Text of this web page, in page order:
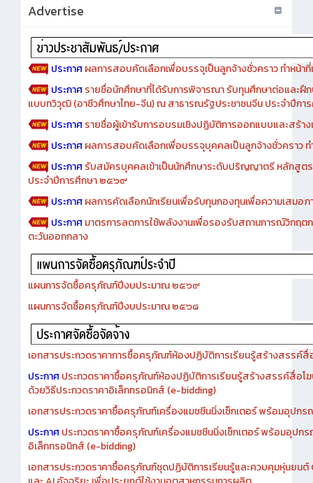
Advertise
ประกาศผลการสอบคัดเลือกเพื่อบรรจุเป็นลูกจ้างชั่วคราว ทำหน้าที่
ประกาศรายชื่อนักศึกษาที่ได้รับการพิจารณา รับทุนศึกษาต่อและฝึ
แบบทวิวุฒิ (อาชีวศึกษาไทย-จีน) ณ สาธารณรัฐประชาชนจีน ประจำปีก
ประกาศรายชื่อผู้เข้ารับการอบรมเชิงปฏิบัติการออกแบบและสร้า
ประกาศผลการสอบคัดเลือกเพื่อบรรจุบุคคลเป็นลูกจ้างชั่วคราว ท
ประกาศรับสมัครบุคคลเข้าเป็นนักศึกษาระดับปริญญาตรี หลักสูต
ประจำปีการศึกษา ๒๕๖๙
ประกาศผลการคัดเลือกนักเรียนเพื่อรับทุนกองทุนเพื่อความเสมอ
ประกาศมาตรการลดการใช้พลังงานเพื่อรองรับสถานการณ์วิกฤ
ตะวันออกกลาง
แผนการจัดซื้อครุภัณฑ์ปีงบประมาณ ๒๕๖๙
แผนการจัดซื้อครุภัณฑ์ปีงบประมาณ ๒๕๖๘
เอกสารประกวดราคาการซื้อครุภัณฑ์ห้องปฏิบัติการเรียนรู้สร้างสรรค์
ประกาศประกวดราคาซื้อครุภัณฑ์ห้องปฏิบัติการเรียนรู้สร้างสรรค์สื่อโ
ด้วยวิธีประกวดราคาอิเล็กทรอนิกส์ (e-bidding)
เอกสารประกวดราคาซื้อครุภัณฑ์เครื่องแมชชีนนิ่งเซ็กเตอร์ พร้อมอุปก
ประกาศประกวดราคาซื้อครุภัณฑ์เครื่องแมชชีนนิ่งเซ็กเตอร์ พร้อมอุปก
อิเล็กทรอนิกส์ (e-bidding)
เอกสารประกวดราคาซื้อครุภัณฑ์ชุดปฏิบัติการเรียนรู้และควบคุมหุ่นยน